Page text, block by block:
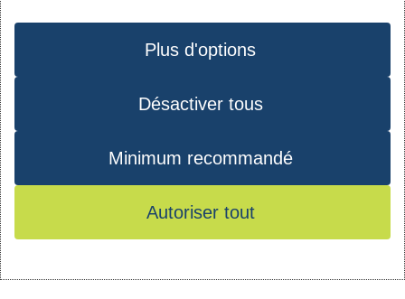
Plus d'options
Désactiver tous
Minimum recommandé
Autoriser tout
pied
de
page
Matricule : 1919 2200
RCS : B 40971
L-1852 Luxembourg
Tél. :44 82 92-1
Instagram
YoutubeFacebook
Mentions
légales
Plan du site-Protection des données-